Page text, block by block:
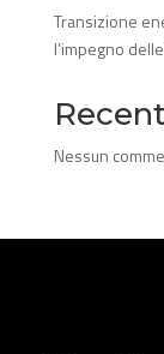
Transizione
l’impegno
Nessun